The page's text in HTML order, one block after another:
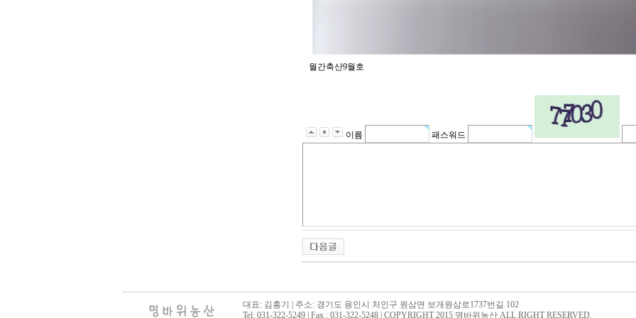
월간축산9월호
이름 패스워드
대표: 김흥기 | 주소: 경기도 용인시 처인구 원삼면 보개원삼로1737번길 102
Tel: 031-322-5249 | Fax : 031-322-5248 | COPYRIGHT 2015 명바위농산 ALL RIGHT RESERVED.